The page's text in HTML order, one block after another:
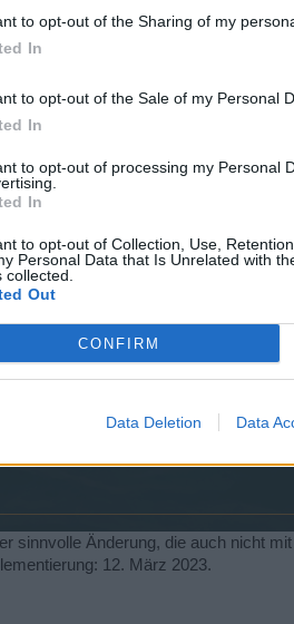
to opt-out of the Sharing of my
In
to opt-out of the Sale of my Personal
In
to opt-out of processing my Personal
In
to opt-out of Collection, Use,
Personal Data that Is Unrelated with
collected.
Out
CONFIRM
Data Deletion Data
Das denk ich mir auch die
ich mir auch oft schon gedacht,
sinnvolle Änderung, die auch nicht
12. März 2023.